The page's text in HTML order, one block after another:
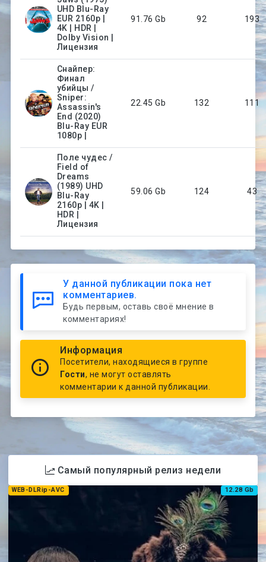
UHD Blu-Ray
EUR 2160p |
4K | HDR |
Dolby Vision |
Лицензия
91.76 Gb 92 193
Снайпер:
Финал
убийцы /
Sniper:
Assassin's
End (2020)
Blu-Ray EUR
1080p |
22.45 Gb 132 111
Поле чудес /
Field of
Dreams
(1989) UHD
Blu-Ray
2160p | 4K |
HDR |
Лицензия
59.06 Gb 124 43
У данной публикации пока нет
комментариев.
Будь первым, оставь своё мнение в
комментариях!
Информация
Посетители, находящиеся в группе
Гости, не могут оставлять
комментарии к данной публикации.
Самый популярный релиз недели
WEB-DLRip-AVC 12.28 Gb